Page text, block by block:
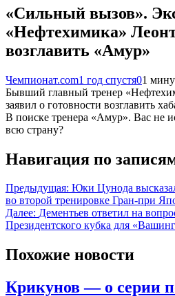
«Сильный вызов».
«Нефтехимика»
возглавить «Амур»
Чемпионат.com1 год спустя01
Бывший главный тренер
заявил о готовности возглавить
В поиске тренера «Амур». Вас не
всю страну?
Навигация по
Предыдущая: Юки Цунода
во второй тренировке Гран-при
Далее: Дементьев ответил на
Президентского кубка для
Похожие новости
Крикунов — о серии